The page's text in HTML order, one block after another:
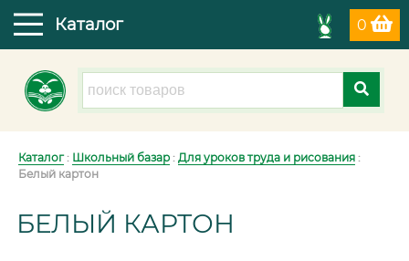
0
Каталог
Каталог: Школьный базар : Для уроков труда и рисования :
Белый картон
БЕЛЫЙ КАРТОН